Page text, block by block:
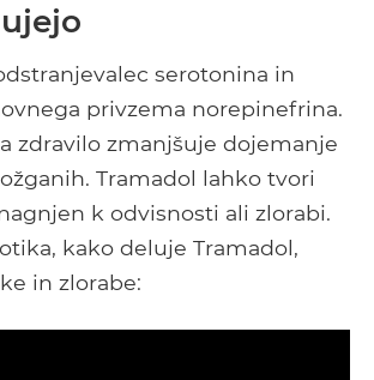
serotonina in
privzema norepinefrina.
zdravilo zmanjšuje dojemanje
Tramadol lahko tvori
k odvisnosti ali zlorabi.
kako deluje Tramadol,
in zlorabe: